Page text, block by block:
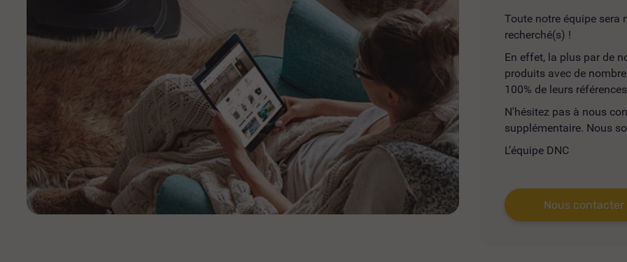
Toute notre équipe sera
recherché(s) !
En effet, la plus par de
produits avec de
100% de leurs
N'hésitez pas à nous
supplémentaire. Nous
L’équipe DNC
Nous contacter